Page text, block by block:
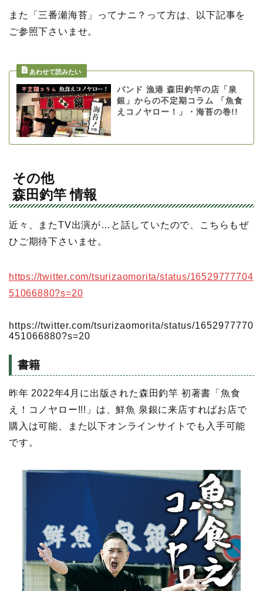
また「三番瀬海苔」ってナニ？って方は、以下記事を
ご参照下さいませ。
バンド 漁港 森田釣竿の店「泉
銀」からの不定期コラム 「魚食
えコノヤロー！」・海苔の巻!!
その他
森田釣竿 情報
近々、またTV出演が…と話していたので、こちらもぜ
ひご期待下さいませ。
https://twitter.com/tsurizaomorita/status/16529777704
51066880?s=20
https://twitter.com/tsurizaomorita/status/1652977770
451066880?s=20
書籍
昨年 2022年4月に出版された森田釣竿 初著書「魚食
え！コノヤロー!!!」は、鮮魚 泉銀に来店すればお店で
購入は可能、また以下オンラインサイトでも入手可能
です。